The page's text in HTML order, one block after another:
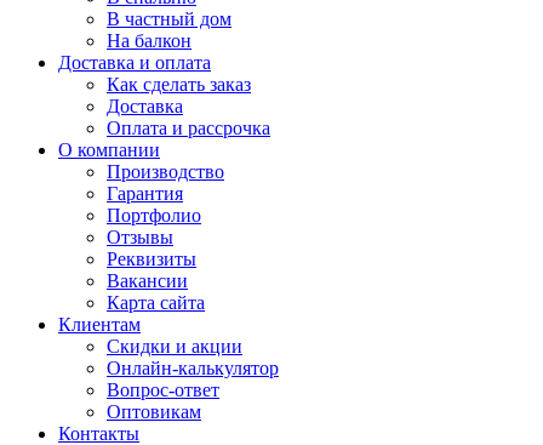
В частный дом
На балкон
Доставка и оплата
Как сделать заказ
Доставка
Оплата и рассрочка
О компании
Производство
Гарантия
Портфолио
Отзывы
Реквизиты
Вакансии
Карта сайта
Клиентам
Скидки и акции
Онлайн-калькулятор
Вопрос-ответ
Оптовикам
Контакты